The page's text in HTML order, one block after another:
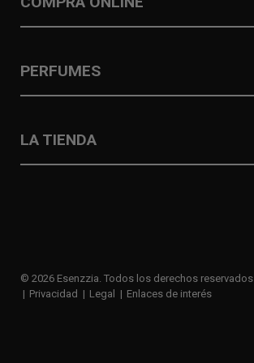
PERFUMES
LA TIENDA
© 2026 Esenzzia. Todos los derechos reservados
Privacidad
Legal Enlaces de interés